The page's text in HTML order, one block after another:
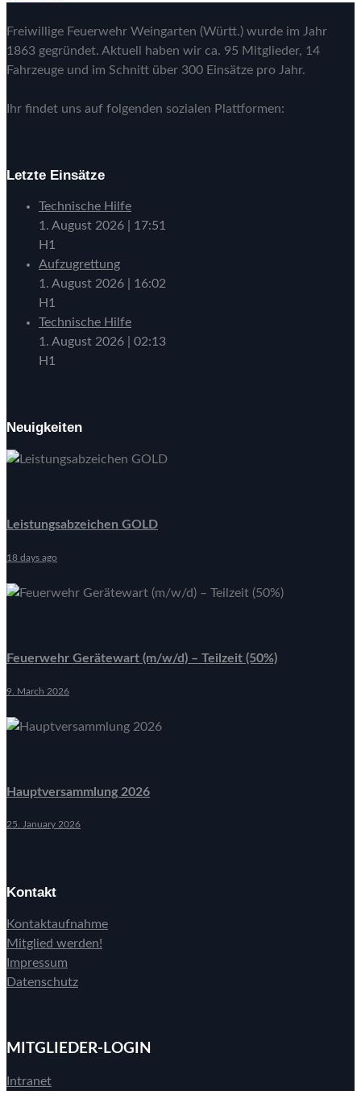
Freiwillige Feuerwehr Weingarten (Württ.) wurde im Jahr
1863 gegründet. Aktuell haben wir ca. 95 Mitglieder, 14
Fahrzeuge und im Schnitt über 300 Einsätze pro Jahr.
Ihr findet uns auf folgenden sozialen Plattformen:
Letzte Einsätze
Technische Hilfe
1. August 2026
17:51
H1
Aufzugrettung
1. August 2026
16:02
H1
Technische Hilfe
1. August 2026
02:13
H1
Neuigkeiten
Leistungsabzeichen GOLD
18 days ago
Feuerwehr Gerätewart (m/w/d) – Teilzeit (50%)
9. March 2026
Hauptversammlung 2026
25. January 2026
Kontakt
Kontaktaufnahme
Mitglied werden!
Impressum
Datenschutz
MITGLIEDER-LOGIN
Intranet